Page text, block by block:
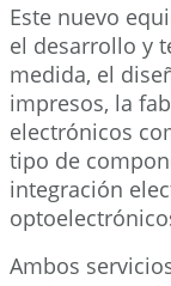
Este nuevo
el desarrollo y
medida, el
impresos, la
electrónicos
tipo de
integración
Ambos